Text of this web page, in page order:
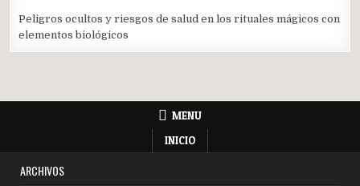
Peligros ocultos y riesgos de salud en los rituales mágicos con
elementos biológicos
MENU
INICIO
ARCHIVOS